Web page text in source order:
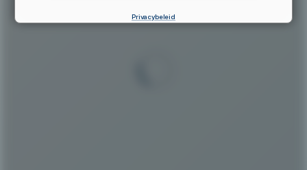
Privacybeleid